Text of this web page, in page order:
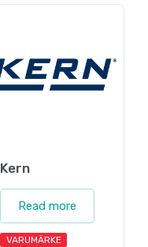
Kern
Read more
VARUMÄRKE